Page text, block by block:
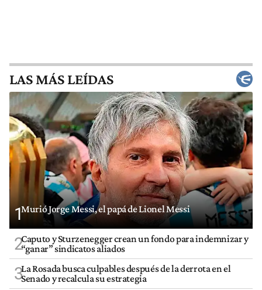
LAS MÁS LEÍDAS
1Murió Jorge Messi, el papá de Lionel Messi
2Caputo y Sturzenegger crean un fondo para indemnizar y
“ganar” sindicatos aliados
3La Rosada busca culpables después de la derrota en el
Senado y recalcula su estrategia